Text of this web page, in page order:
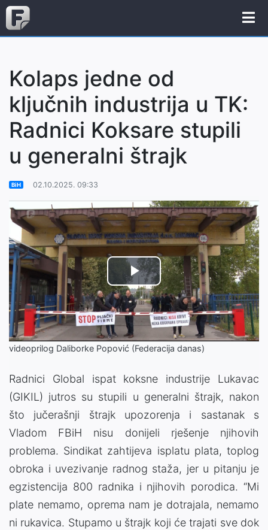
Kolaps jedne od
ključnih industrija u TK:
Radnici Koksare stupili
u generalni štrajk
BiH 02.10.2025. 09:33
Play
Video
videoprilog Daliborke Popović (Federacija danas)
Radnici Global ispat koksne industrije Lukavac
(GIKIL) jutros su stupili u generalni štrajk, nakon
što jučerašnji štrajk upozorenja i sastanak s
Vladom FBiH nisu donijeli rješenje njihovih
problema. Sindikat zahtijeva isplatu plata, toplog
obroka i uvezivanje radnog staža, jer u pitanju je
egzistencija 800 radnika i njihovih porodica. “Mi
plate nemamo, oprema nam je dotrajala, nemamo
ni rukavica. Stupamo u štrajk koji će trajati sve dok